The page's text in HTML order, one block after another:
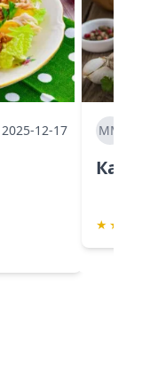
2025-12-17 ММ
★ ★